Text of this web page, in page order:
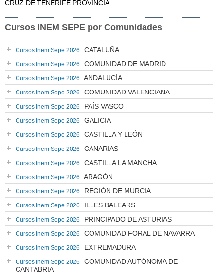
CRUZ DE TENERIFE PROVINCIA
Cursos INEM SEPE por Comunidades
Cursos Inem Sepe 2026 CATALUÑA
Cursos Inem Sepe 2026 COMUNIDAD DE MADRID
Cursos Inem Sepe 2026 ANDALUCÍA
Cursos Inem Sepe 2026 COMUNIDAD VALENCIANA
Cursos Inem Sepe 2026 PAÍS VASCO
Cursos Inem Sepe 2026 GALICIA
Cursos Inem Sepe 2026 CASTILLA Y LEÓN
Cursos Inem Sepe 2026 CANARIAS
Cursos Inem Sepe 2026 CASTILLA LA MANCHA
Cursos Inem Sepe 2026 ARAGÓN
Cursos Inem Sepe 2026 REGIÓN DE MURCIA
Cursos Inem Sepe 2026 ILLES BALEARS
Cursos Inem Sepe 2026 PRINCIPADO DE ASTURIAS
Cursos Inem Sepe 2026 COMUNIDAD FORAL DE NAVARRA
Cursos Inem Sepe 2026 EXTREMADURA
Cursos Inem Sepe 2026
COMUNIDAD AUTÓNOMA DE
CANTABRIA